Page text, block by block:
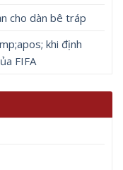
cho dàn bê tráp
khi định
FIFA